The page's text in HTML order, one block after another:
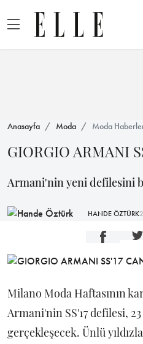
Anasayfa Moda Moda
GIORGIO ARMANI
Armani'nin yeni defilesini
HANDE ÖZTÜRK
Milano Moda Haftasının
Armani'nin SS'17 defilesi,
gerçekleşecek. Ünlü